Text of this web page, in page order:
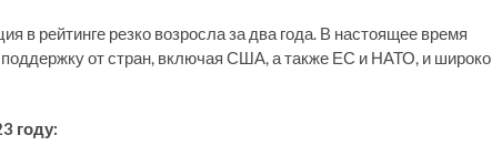
в рейтинге резко возросла за два года. В настоящее время
от стран, включая США, а также ЕС и НАТО, и широко
году: